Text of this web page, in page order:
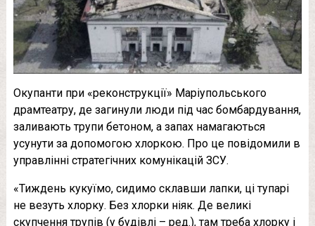
Окупанти при «реконструкції» Маріупольського
драмтеатру, де загинули люди під час бомбардування,
заливають трупи бетоном, а запах намагаються
усунути за допомогою хлоркою. Про це повідомили в
управлінні стратегічних комунікацій ЗСУ.
«Тиждень кукуїмо, сидимо склавши лапки, ці тупарі
не везуть хлорку. Без хлорки ніяк. Де великі
скупчення трупів (у будівлі – ред.), там треба хлорку і